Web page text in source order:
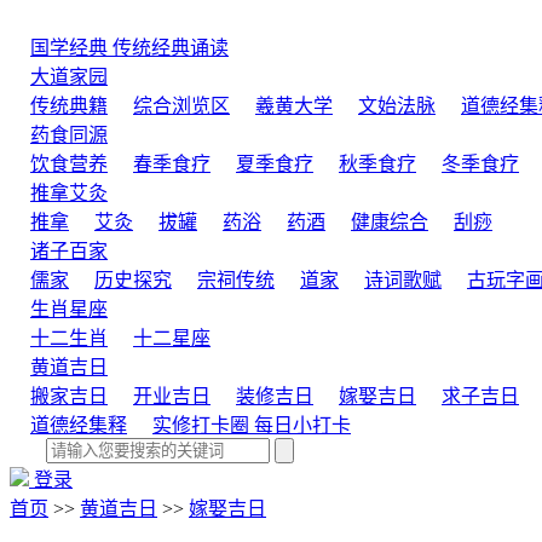
国学经典 传统经典诵读
大道家园
传统典籍
综合浏览区 羲黄大学 文始法脉
道德经集
药食同源
饮食营养
春季食疗 夏季食疗 秋季食疗 冬季食疗
推拿艾灸
推拿
艾灸 拔罐 药浴 药酒 健康综合
刮痧
诸子百家
儒家
历史探究 宗祠传统 道家 诗词歌赋 古玩字画
生肖星座
十二生肖
十二星座
黄道吉日
搬家吉日
开业吉日 装修吉日 嫁娶吉日
求子吉日
道德经集释
实修打卡圈 每日小打卡
登录
首页 >> 黄道吉日 >> 嫁娶吉日